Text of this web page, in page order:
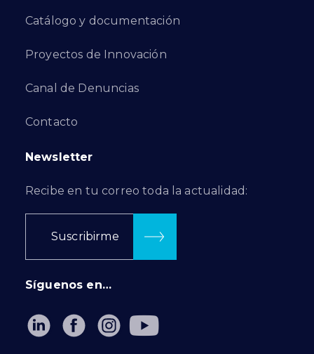
Catálogo y documentación
Proyectos de Innovación
Canal de Denuncias
Contacto
Newsletter
Recibe en tu correo toda la actualidad:
Suscribirme
Síguenos en…